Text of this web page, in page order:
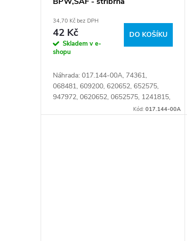
34,70 Kč bez DPH
42 Kč
Skladem v e-
shopu
DO KOŠÍKU
Náhrada: 017.144-00A, 74361,
068481, 609200, 620652, 652575,
947972, 0620652, 0652575, 1241815,
1356737, 1358990, 1402360,
Kód:017.144-00A